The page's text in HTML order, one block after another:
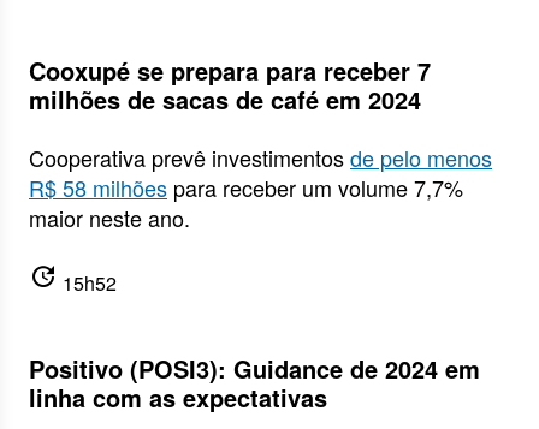
Cooxupé se prepara para receber 7
milhões de sacas de café em 2024
Cooperativa prevê investimentosde pelo menos
R$ 58 milhões para receber um volume 7,7%
maior neste ano.
update 15h52
Positivo (POSI3): Guidance de 2024 em
linha com as expectativas